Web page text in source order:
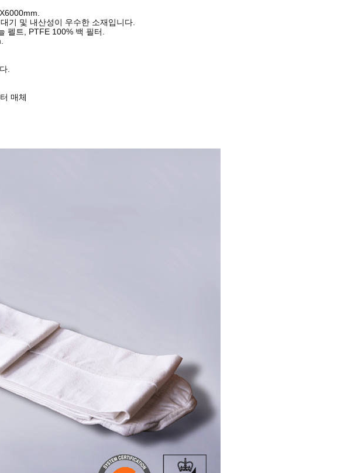
기 및 내산성이 우수한 소재입니다.
펠트, PTFE 100% 백 필터.
.
매체